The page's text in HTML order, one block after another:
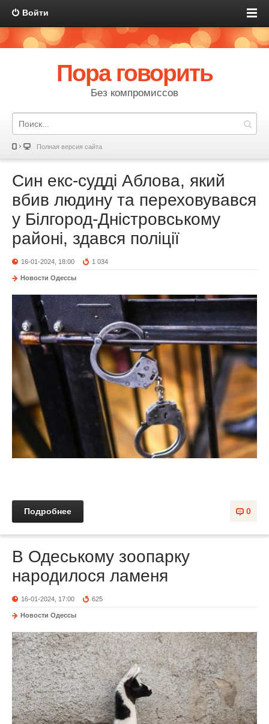
Войти
Пора говорить
Без компромиссов
Полная версия сайта
Син екс-судді Аблова, який
вбив людину та переховувався
у Білгород-Дністровському
районі, здався поліції
16-01-2024, 18:00 1 034
Новости Одессы
0
Подробнее
В Одеському зоопарку
народилося ламеня
16-01-2024, 17:00 625
Новости Одессы